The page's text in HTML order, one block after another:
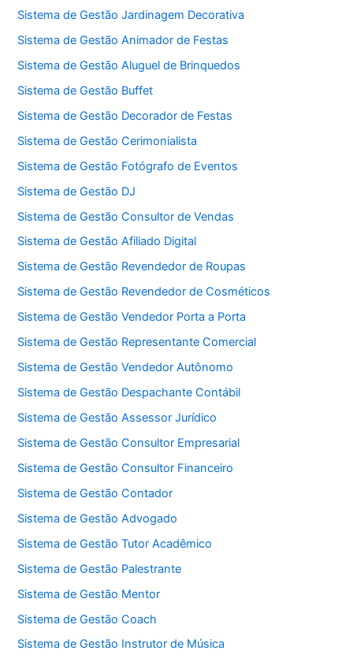
Sistema de Gestão Jardinagem Decorativa
Sistema de Gestão Animador de Festas
Sistema de Gestão Aluguel de Brinquedos
Sistema de Gestão Buffet
Sistema de Gestão Decorador de Festas
Sistema de Gestão Cerimonialista
Sistema de Gestão Fotógrafo de Eventos
Sistema de Gestão DJ
Sistema de Gestão Consultor de Vendas
Sistema de Gestão Afiliado Digital
Sistema de Gestão Revendedor de Roupas
Sistema de Gestão Revendedor de Cosméticos
Sistema de Gestão Vendedor Porta a Porta
Sistema de Gestão Representante Comercial
Sistema de Gestão Vendedor Autônomo
Sistema de Gestão Despachante Contábil
Sistema de Gestão Assessor Jurídico
Sistema de Gestão Consultor Empresarial
Sistema de Gestão Consultor Financeiro
Sistema de Gestão Contador
Sistema de Gestão Advogado
Sistema de Gestão Tutor Acadêmico
Sistema de Gestão Palestrante
Sistema de Gestão Mentor
Sistema de Gestão Coach
Sistema de Gestão Instrutor de Música